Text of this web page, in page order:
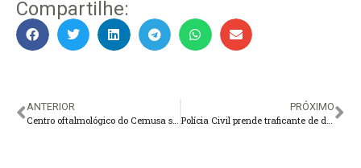
Compartilhe:
ANTERIOR
Centro oftalmológico do Cemusa será inaugurado em breve
PRÓXIMO
Polícia Civil prende traficante de drogas na Região Serrana